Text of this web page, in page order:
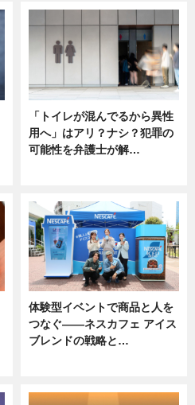
「トイレが混んでるから異性
用へ」はアリ？ナシ？犯罪の
可能性を弁護士が解…
体験型イベントで商品と人を
つなぐ――ネスカフェ アイス
ブレンドの戦略と…